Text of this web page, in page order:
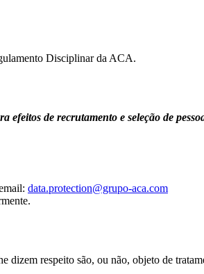
Disciplinar da ACA.
efeitos de recrutamento e seleção de
data.protection@grupo-aca.com
dizem respeito são, ou não, objeto de